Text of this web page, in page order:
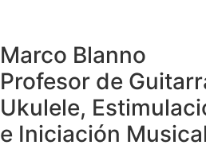
Marco Blanno
Profesor de
Ukulele,
e Iniciación Musical